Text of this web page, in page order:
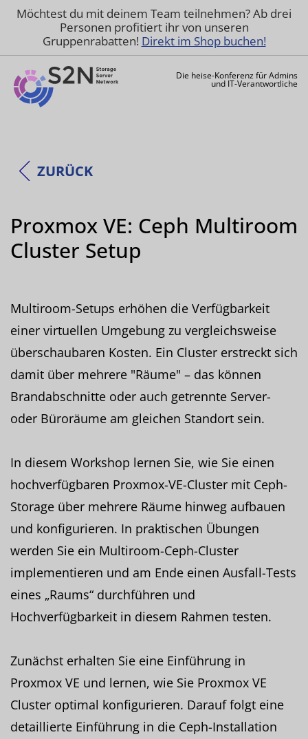
Möchtest du mit deinem Team teilnehmen? Ab drei
Personen profitiert ihr von unseren
Gruppenrabatten! Direkt im Shop buchen!
Die heise-Konferenz für Admins
und IT-Verantwortliche
ZURÜCK
Proxmox VE: Ceph Multiroom
Cluster Setup
Multiroom-Setups erhöhen die Verfügbarkeit
einer virtuellen Umgebung zu vergleichsweise
überschaubaren Kosten. Ein Cluster erstreckt sich
damit über mehrere "Räume" – das können
Brandabschnitte oder auch getrennte Server-
oder Büroräume am gleichen Standort sein.
In diesem Workshop lernen Sie, wie Sie einen
hochverfügbaren Proxmox-VE-Cluster mit Ceph-
Storage über mehrere Räume hinweg aufbauen
und konfigurieren. In praktischen Übungen
werden Sie ein Multiroom-Ceph-Cluster
implementieren und am Ende einen Ausfall-Tests
eines „Raums“ durchführen und
Hochverfügbarkeit in diesem Rahmen testen.
Zunächst erhalten Sie eine Einführung in
Proxmox VE und lernen, wie Sie Proxmox VE
Cluster optimal konfigurieren. Darauf folgt eine
detaillierte Einführung in die Ceph-Installation